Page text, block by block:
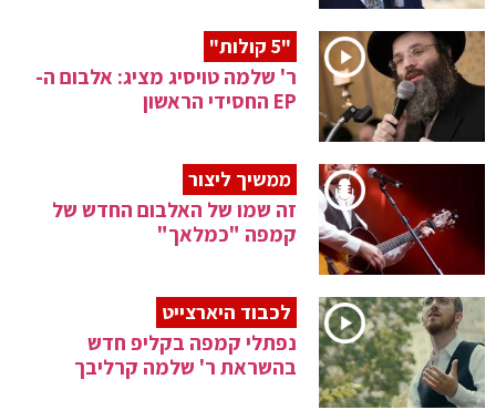
"5 קולות"
ר' שלמה טויסיג מציג: אלבום ה-
EP החסידי הראשון
ממשיך ליצור
זה שמו של האלבום החדש של
קמפה "כמלאך"
לכבוד היארצייט
נפתלי קמפה בקליפ חדש
בהשראת ר' שלמה קרליבך